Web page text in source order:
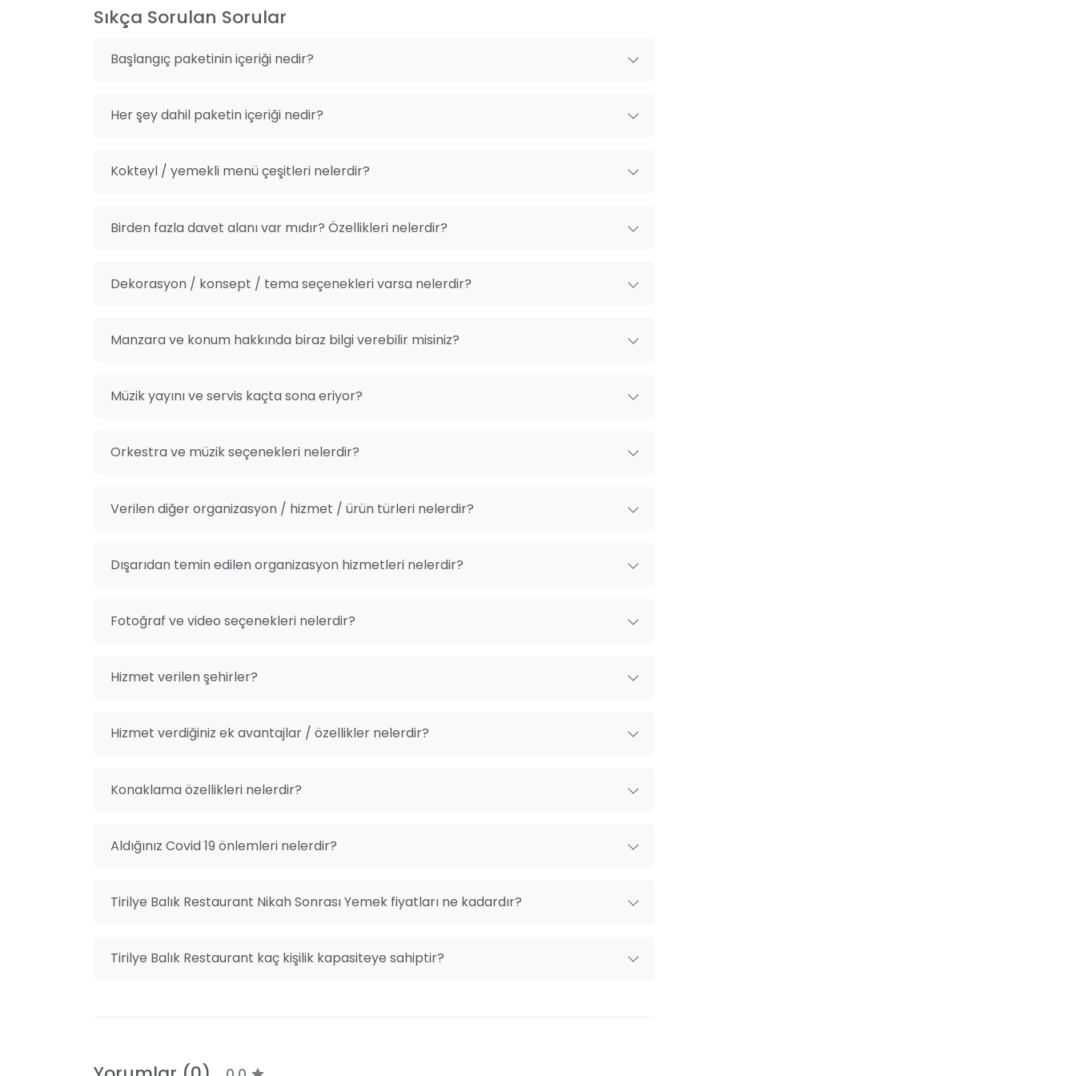
Sıkça Sorulan Sorular
Başlangıç paketinin içeriği nedir?
Her şey dahil paketin içeriği nedir?
Kokteyl / yemekli menü çeşitleri nelerdir?
Birden fazla davet alanı var mıdır? Özellikleri nelerdir?
Dekorasyon / konsept / tema seçenekleri varsa nelerdir?
Manzara ve konum hakkında biraz bilgi verebilir misiniz?
Müzik yayını ve servis kaçta sona eriyor?
Orkestra ve müzik seçenekleri nelerdir?
Verilen diğer organizasyon / hizmet / ürün türleri nelerdir?
Dışarıdan temin edilen organizasyon hizmetleri nelerdir?
Fotoğraf ve video seçenekleri nelerdir?
Hizmet verilen şehirler?
Hizmet verdiğiniz ek avantajlar / özellikler nelerdir?
Konaklama özellikleri nelerdir?
Aldığınız Covid 19 önlemleri nelerdir?
Tirilye Balık Restaurant Nikah Sonrası Yemek fiyatları ne kadardır?
Tirilye Balık Restaurant kaç kişilik kapasiteye sahiptir?